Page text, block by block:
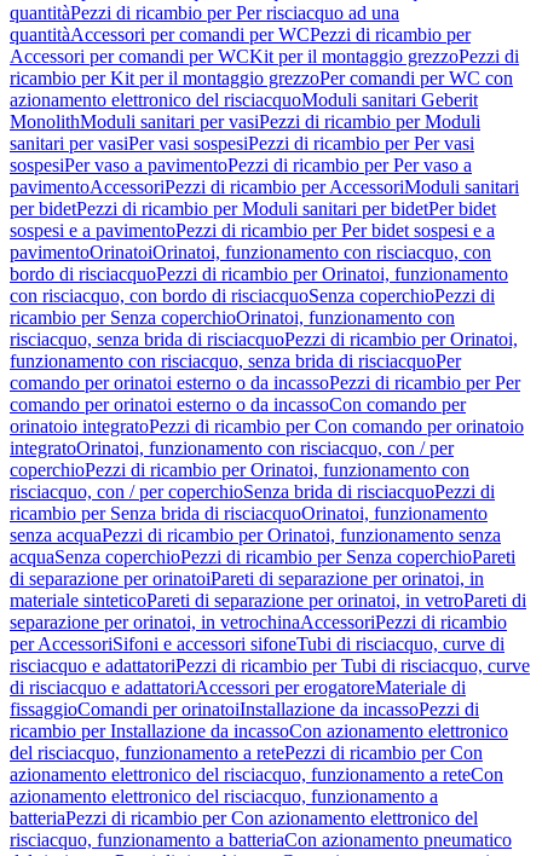
quantitàPezzi di ricambio per Per risciacquo ad una
quantitàAccessori per comandi per WCPezzi di ricambio per
Accessori per comandi per WCKit per il montaggio grezzoPezzi di
ricambio per Kit per il montaggio grezzoPer comandi per WC con
azionamento elettronico del risciacquoModuli sanitari Geberit
MonolithModuli sanitari per vasiPezzi di ricambio per Moduli
sanitari per vasiPer vasi sospesiPezzi di ricambio per Per vasi
sospesiPer vaso a pavimentoPezzi di ricambio per Per vaso a
pavimentoAccessoriPezzi di ricambio per AccessoriModuli sanitari
per bidetPezzi di ricambio per Moduli sanitari per bidetPer bidet
sospesi e a pavimentoPezzi di ricambio per Per bidet sospesi e a
pavimentoOrinatoiOrinatoi, funzionamento con risciacquo, con
bordo di risciacquoPezzi di ricambio per Orinatoi, funzionamento
con risciacquo, con bordo di risciacquoSenza coperchioPezzi di
ricambio per Senza coperchioOrinatoi, funzionamento con
risciacquo, senza brida di risciacquoPezzi di ricambio per Orinatoi,
funzionamento con risciacquo, senza brida di risciacquoPer
comando per orinatoi esterno o da incassoPezzi di ricambio per Per
comando per orinatoi esterno o da incassoCon comando per
orinatoio integratoPezzi di ricambio per Con comando per orinatoio
integratoOrinatoi, funzionamento con risciacquo, con / per
coperchioPezzi di ricambio per Orinatoi, funzionamento con
risciacquo, con / per coperchioSenza brida di risciacquoPezzi di
ricambio per Senza brida di risciacquoOrinatoi, funzionamento
senza acquaPezzi di ricambio per Orinatoi, funzionamento senza
acquaSenza coperchioPezzi di ricambio per Senza coperchioPareti
di separazione per orinatoiPareti di separazione per orinatoi, in
materiale sinteticoPareti di separazione per orinatoi, in vetroPareti di
separazione per orinatoi, in vetrochinaAccessoriPezzi di ricambio
per AccessoriSifoni e accessori sifoneTubi di risciacquo, curve di
risciacquo e adattatoriPezzi di ricambio per Tubi di risciacquo, curve
di risciacquo e adattatoriAccessori per erogatoreMateriale di
fissaggioComandi per orinatoiInstallazione da incassoPezzi di
ricambio per Installazione da incassoCon azionamento elettronico
del risciacquo, funzionamento a retePezzi di ricambio per Con
azionamento elettronico del risciacquo, funzionamento a reteCon
azionamento elettronico del risciacquo, funzionamento a
batteriaPezzi di ricambio per Con azionamento elettronico del
risciacquo, funzionamento a batteriaCon azionamento pneumatico